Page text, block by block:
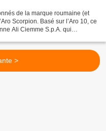
de la marque roumaine (et
Scorpion. Basé sur l’Aro 10, ce
Ali Ciemme S.p.A. qui
>